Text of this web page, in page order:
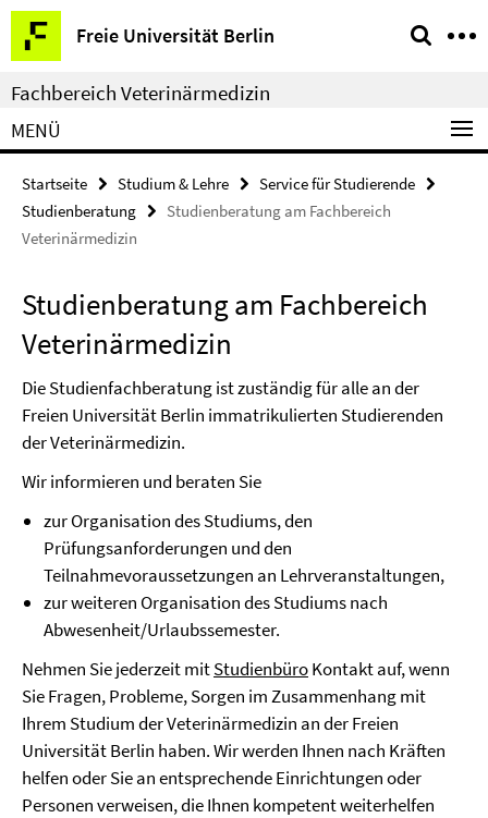
Springe
direkt
zu
Inhalt
Freie Universität Berlin
Service-
Navigation
Fachbereich Veterinärmedizin
MENÜ
Startseite Studium & Lehre
Service für Studierende
Studienberatung
Studienberatung am Fachbereich
Veterinärmedizin
Studienberatung am Fachbereich
Veterinärmedizin
Die Studienfachberatung ist zuständig für alle an der
Freien Universität Berlin immatrikulierten Studierenden
der Veterinärmedizin.
Wir informieren und beraten Sie
zur Organisation des Studiums, den
Prüfungsanforderungen und den
Teilnahmevoraussetzungen an Lehrveranstaltungen,
zur weiteren Organisation des Studiums nach
Abwesenheit/Urlaubssemester.
Nehmen Sie jederzeit mitStudienbüroKontakt auf, wenn
Sie Fragen, Probleme, Sorgen im Zusammenhang mit
Ihrem Studium der Veterinärmedizin an der Freien
Universität Berlin haben. Wir werden Ihnen nach Kräften
helfen oder Sie an entsprechende Einrichtungen oder
Personen verweisen, die Ihnen kompetent weiterhelfen